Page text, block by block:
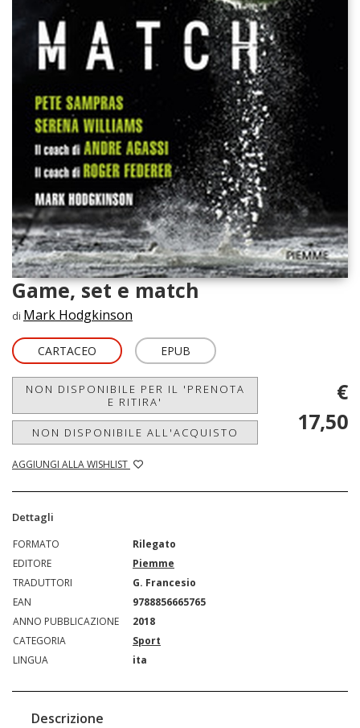
Game, set e match
di Mark Hodgkinson
CARTACEO EPUB
NON DISPONIBILE PER IL 'PRENOTA
E RITIRA'
NON DISPONIBILE ALL'ACQUISTO
AGGIUNGI ALLA WISHLIST
€
17,50
Dettagli
FORMATO
Rilegato
EDITORE
Piemme
TRADUTTORI
G. Francesio
EAN
9788856665765
ANNO PUBBLICAZIONE
2018
CATEGORIA
Sport
LINGUA
ita
Descrizione